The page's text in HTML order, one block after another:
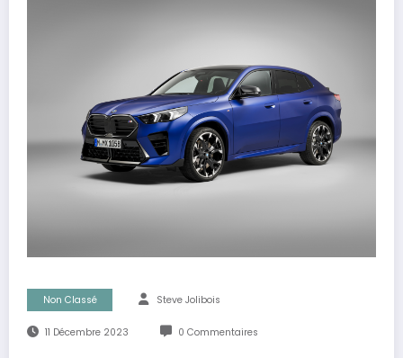
Non Classé Steve Jolibois
11 Décembre 2023 0 Commentaires